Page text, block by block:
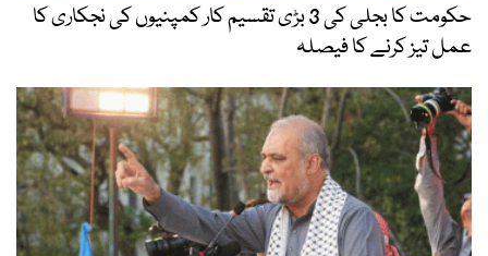
حکومت کا بجلی کی 3 بڑی تقسیم کار کمپنیوں کی نجکاری کا
عمل تیز کرنے کا فیصلہ